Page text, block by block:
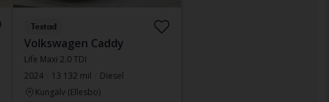
Testad
Volkswagen Caddy
Life Maxi 2.0 TDI
2024
13 132 mil
Diesel
Kungälv (Ellesbo)